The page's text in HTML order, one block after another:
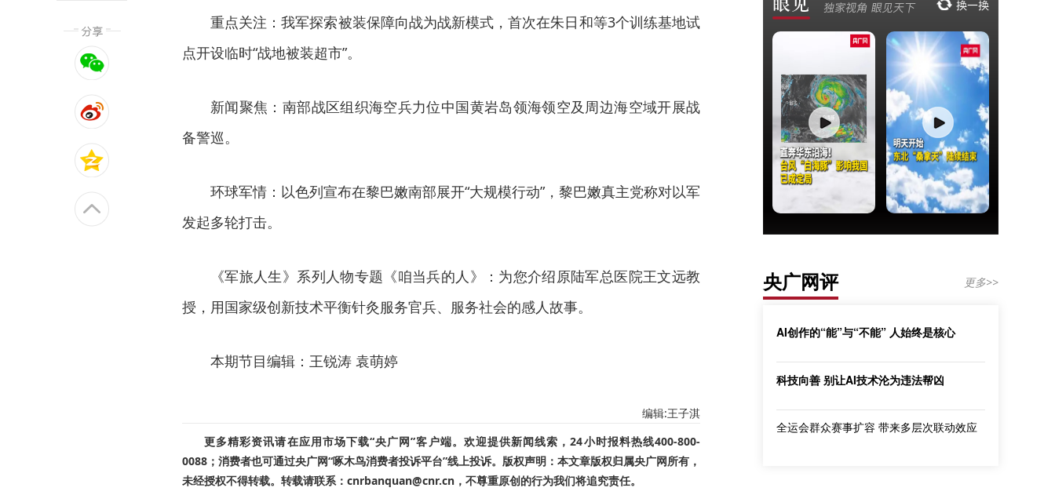
重点关注：我军探索被装保障向战为战新模式，首次在朱日和等3个训练基地试
点开设临时“战地被装超市”。
新闻聚焦：南部战区组织海空兵力位中国黄岩岛领海领空及周边海空域开展战
备警巡。
环球军情：以色列宣布在黎巴嫩南部展开“大规模行动”，黎巴嫩真主党称对以军
发起多轮打击。
《军旅人生》系列人物专题《咱当兵的人》：为您介绍原陆军总医院王文远教
授，用国家级创新技术平衡针灸服务官兵、服务社会的感人故事。
本期节目编辑：王锐涛 袁萌婷
编辑:王子淇
更多精彩资讯请在应用市场下载“央广网”客户端。欢迎提供新闻线索，24小时报料热线400-800-
0088；消费者也可通过央广网“啄木鸟消费者投诉平台”线上投诉。版权声明：本文章版权归属央广网所有，
未经授权不得转载。转载请联系：cnrbanquan@cnr.cn，不尊重原创的行为我们将追究责任。
央广网评 更多>>
AI创作的“能”与“不能” 人始终是核心
科技向善 别让AI技术沦为违法帮凶
全运会群众赛事扩容 带来多层次联动效应